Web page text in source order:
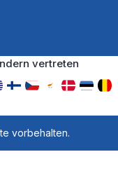
vertreten
vorbehalten.